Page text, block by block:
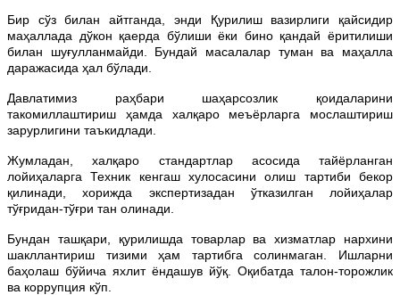
Бир сўз билан айтганда, энди Қурилиш вазирлиги қайсидир
маҳаллада дўкон қаерда бўлиши ёки бино қандай ёритилиши
билан шуғулланмайди. Бундай масалалар туман ва маҳалла
даражасида ҳал бўлади.
Давлатимиз раҳбари шаҳарсозлик қоидаларини
такомиллаштириш ҳамда халқаро меъёрларга мослаштириш
зарурлигини таъкидлади.
Жумладан, халқаро стандартлар асосида тайёрланган
лойиҳаларга Техник кенгаш хулосасини олиш тартиби бекор
қилинади, хорижда экспертизадан ўтказилган лойиҳалар
тўғридан-тўғри тан олинади.
Бундан ташқари, қурилишда товарлар ва хизматлар нархини
шакллантириш тизими ҳам тартибга солинмаган. Ишларни
баҳолаш бўйича яхлит ёндашув йўқ. Оқибатда талон-торожлик
ва коррупция кўп.